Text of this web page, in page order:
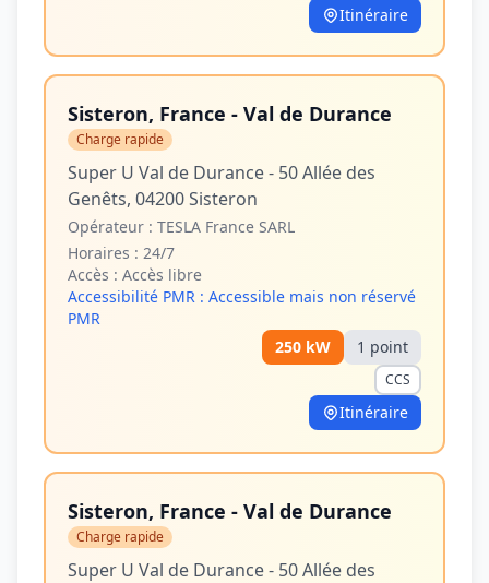
Itinéraire
Sisteron, France - Val de Durance
Charge rapide
Super U Val de Durance - 50 Allée des
Genêts, 04200 Sisteron
Opérateur : TESLA France SARL
Horaires : 24/7
Accès : Accès libre
Accessibilité PMR : Accessible mais non réservé
PMR
250 kW 1 point
CCS
Itinéraire
Sisteron, France - Val de Durance
Charge rapide
Super U Val de Durance - 50 Allée des